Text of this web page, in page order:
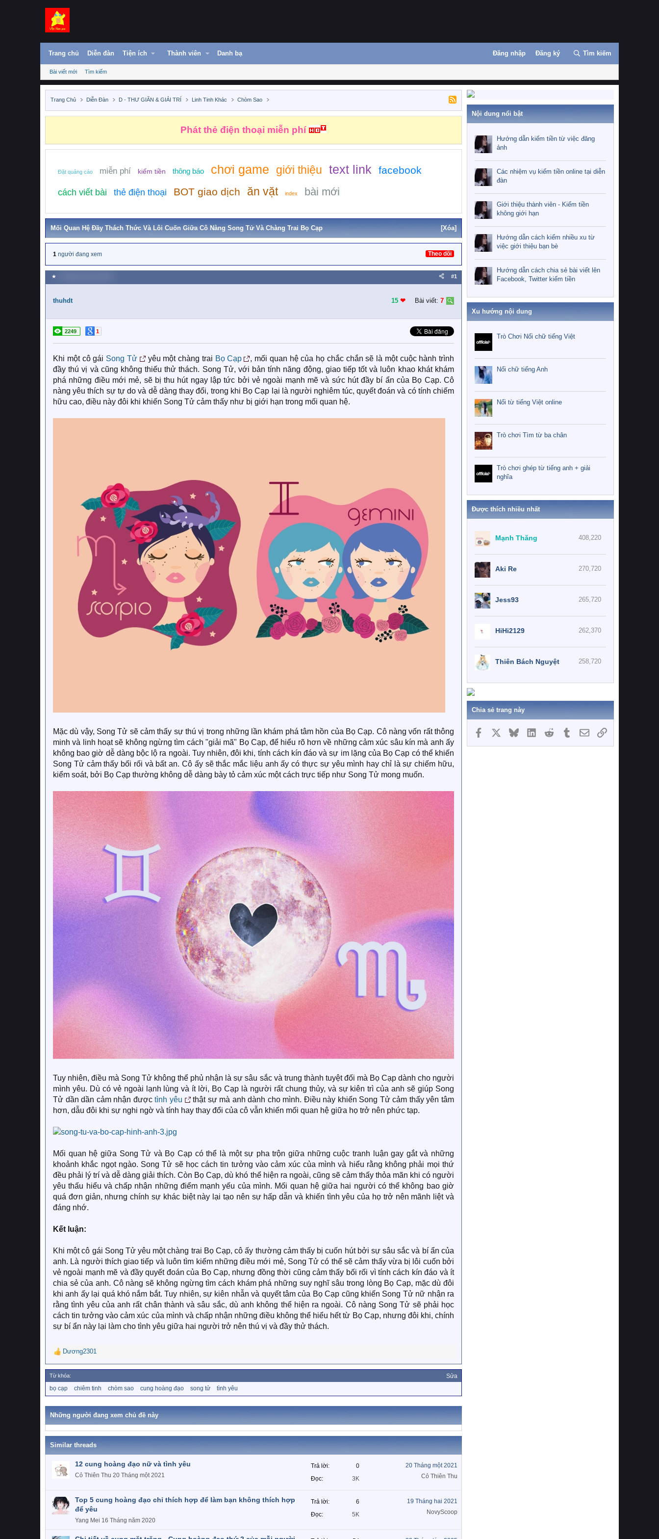
Trang chủ Diễn đàn Tiện ích Thành viên Danh bạ Đăng nhập Đăng ký Tìm kiếm
Bài viết mới Tìm kiếm
Trang Chủ Diễn Đàn D - THƯ GIÃN & GIẢI TRÍ Linh Tinh Khác Chòm Sao
Phát thẻ điện thoại miễn phí
Đặt quảng cáo miễn phí kiếm tiền thông báo chơi game giới thiệu text link facebook
cách viết bài thẻ điện thoại BOT giao dịch ăn vặt index bài mới
Mối Quan Hệ Đầy Thách Thức Và Lôi Cuốn Giữa Cô Nàng Song Tử Và Chàng Trai Bọ Cạp [Xóa]
1 người đang xem Theo dõi
★ #1
thuhdt 15 ❤︎ Bài viết: 7
2249 1
Khi một cô gái Song Tử yêu một chàng trai Bọ Cạp
, mối quan hệ của họ chắc chắn sẽ là một cuộc hành trình
đầy thú vị và cũng không thiếu thử thách. Song Tử, với bản tính năng động, giao tiếp tốt và luôn khao khát khám
phá những điều mới mẻ, sẽ bị thu hút ngay lập tức bởi vẻ ngoài mạnh mẽ và sức hút đầy bí ẩn của Bọ Cạp. Cô
nàng yêu thích sự tự do và dễ dàng thay đổi, trong khi Bọ Cạp lại là người nghiêm túc, quyết đoán và có tính chiếm
hữu cao, điều này đôi khi khiến Song Tử cảm thấy như bị giới hạn trong mối quan hệ.
Mặc dù vậy, Song Tử sẽ cảm thấy sự thú vị trong những lần khám phá tâm hồn của Bọ Cạp. Cô nàng vốn rất thông
minh và linh hoạt sẽ không ngừng tìm cách "giải mã" Bọ Cạp, để hiểu rõ hơn về những cảm xúc sâu kín mà anh ấy
không bao giờ dễ dàng bộc lộ ra ngoài. Tuy nhiên, đôi khi, tính cách kín đáo và sự im lặng của Bọ Cạp có thể khiến
Song Tử cảm thấy bối rối và bất an. Cô ấy sẽ thắc mắc liệu anh ấy có thực sự yêu mình hay chỉ là sự chiếm hữu,
kiểm soát, bởi Bọ Cạp thường không dễ dàng bày tỏ cảm xúc một cách trực tiếp như Song Tử mong muốn.
Tuy nhiên, điều mà Song Tử không thể phủ nhận là sự sâu sắc và trung thành tuyệt đối mà Bọ Cạp dành cho người
mình yêu. Dù có vẻ ngoài lạnh lùng và ít lời, Bọ Cạp là người rất chung thủy, và sự kiên trì của anh sẽ giúp Song
Tử dần dần cảm nhận đượctình yêu
thật sự mà anh dành cho mình. Điều này khiến Song Tử cảm thấy yên tâm
hơn, dẫu đôi khi sự nghi ngờ và tính hay thay đổi của cô vẫn khiến mối quan hệ giữa họ trở nên phức tạp.
Mối quan hệ giữa Song Tử và Bọ Cạp có thể là một sự pha trộn giữa những cuộc tranh luận gay gắt và những
khoảnh khắc ngọt ngào. Song Tử sẽ học cách tin tưởng vào cảm xúc của mình và hiểu rằng không phải mọi thứ
đều phải lý trí và dễ dàng giải thích. Còn Bọ Cạp, dù khó thể hiện ra ngoài, cũng sẽ cảm thấy thỏa mãn khi có người
yêu thấu hiểu và chấp nhận những điểm mạnh yếu của mình. Mối quan hệ giữa hai người có thể không bao giờ
quá đơn giản, nhưng chính sự khác biệt này lại tạo nên sự hấp dẫn và khiến tình yêu của họ trở nên mãnh liệt và
đáng nhớ.
Kết luận:
Khi một cô gái Song Tử yêu một chàng trai Bọ Cạp, cô ấy thường cảm thấy bị cuốn hút bởi sự sâu sắc và bí ẩn của
anh. Là người thích giao tiếp và luôn tìm kiếm những điều mới mẻ, Song Tử có thể sẽ cảm thấy vừa bị lôi cuốn bởi
vẻ ngoài mạnh mẽ và đầy quyết đoán của Bọ Cạp, nhưng đồng thời cũng cảm thấy bối rối vì tính cách kín đáo và ít
chia sẻ của anh. Cô nàng sẽ không ngừng tìm cách khám phá những suy nghĩ sâu trong lòng Bọ Cạp, mặc dù đôi
khi anh ấy lại quá khó nắm bắt. Tuy nhiên, sự kiên nhẫn và quyết tâm của Bọ Cạp cũng khiến Song Tử nữ nhận ra
rằng tình yêu của anh rất chân thành và sâu sắc, dù anh không thể hiện ra ngoài. Cô nàng Song Tử sẽ phải học
cách tin tưởng vào cảm xúc của mình và chấp nhận những điều không thể hiểu hết từ Bọ Cạp, nhưng đôi khi, chính
sự bí ẩn này lại làm cho tình yêu giữa hai người trở nên thú vị và đầy thử thách.
R
e
a
c
t
o
n
s
:
Dương2301
Từ khóa: Sửa
ừ
a
bọ cạp chiêm tinh chòm sao cung hoàng đạo song tử tình yêu
Những người đang xem chủ đề này
Similar threads
12 cung hoàng đạo nữ và tình yêu
Cỏ Thiên Thu 20 Tháng một 2021
Trả lời
0
Đọc
3K
20 Tháng một 2021
Cỏ Thiên Thu
Top 5 cung hoàng đạo chỉ thích hợp để làm bạn không thích hợp
để yêu
Yang Mei 16 Tháng năm 2020
Trả lời
6
Đọc
5K
19 Tháng hai 2021
NovyScoop
Nội dung nổi bật
Hướng dẫn kiếm tiền từ việc đăng
ảnh
Các nhiệm vụ kiếm tiền online tại diễn
đàn
Giới thiệu thành viên - Kiếm tiền
không giới hạn
Hướng dẫn cách kiếm nhiều xu từ
việc giới thiệu bạn bè
Hướng dẫn cách chia sẻ bài viết lên
Facebook, Twitter kiếm tiền
Xu hướng nội dung
Trò Chơi Nối chữ tiếng Việt
Nối chữ tiếng Anh
Nối từ tiếng Việt online
Trò chơi Tìm từ ba chân
Trò chơi ghép từ tiếng anh + giải
nghĩa
Được thích nhiều nhất
408,220
Mạnh Thăng
270,720
Aki Re
265,720
Jess93
262,370
HiHi2129
258,720
Thiên Bách Nguyệt
Chia sẻ trang này
Facebook BlueskyLinkedInReddit TumblrEmailLink